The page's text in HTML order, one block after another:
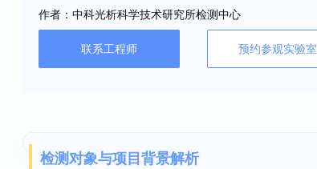
作者：中科光析科学技术研究所检测中心
联系工程师 预约参观实验室
检测对象与项目背景解析